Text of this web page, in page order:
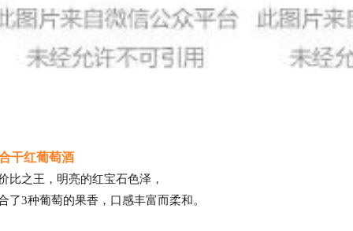
干红葡萄酒
比之王，明亮的红宝石色泽，
了3种葡萄的果香，口感丰富而柔和。